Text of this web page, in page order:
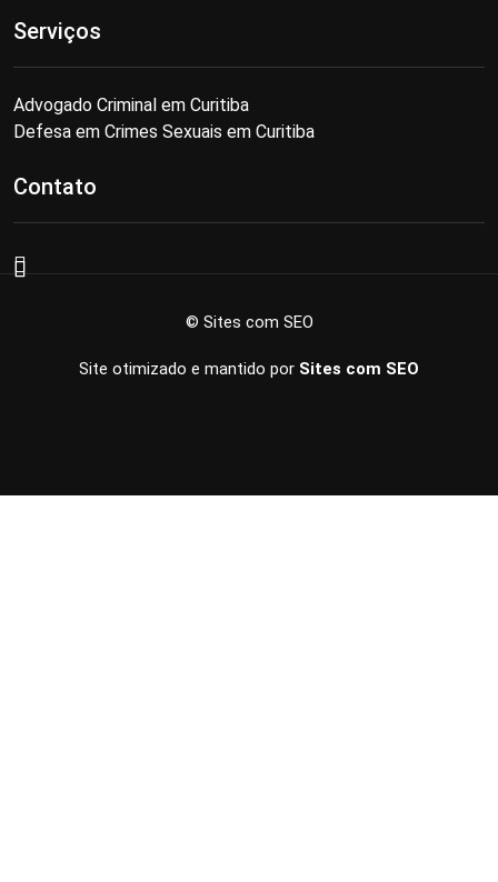
Serviços
Advogado Criminal em Curitiba
Defesa em Crimes Sexuais em Curitiba
Contato
© Sites com SEO
Site otimizado e mantido por Sites com SEO